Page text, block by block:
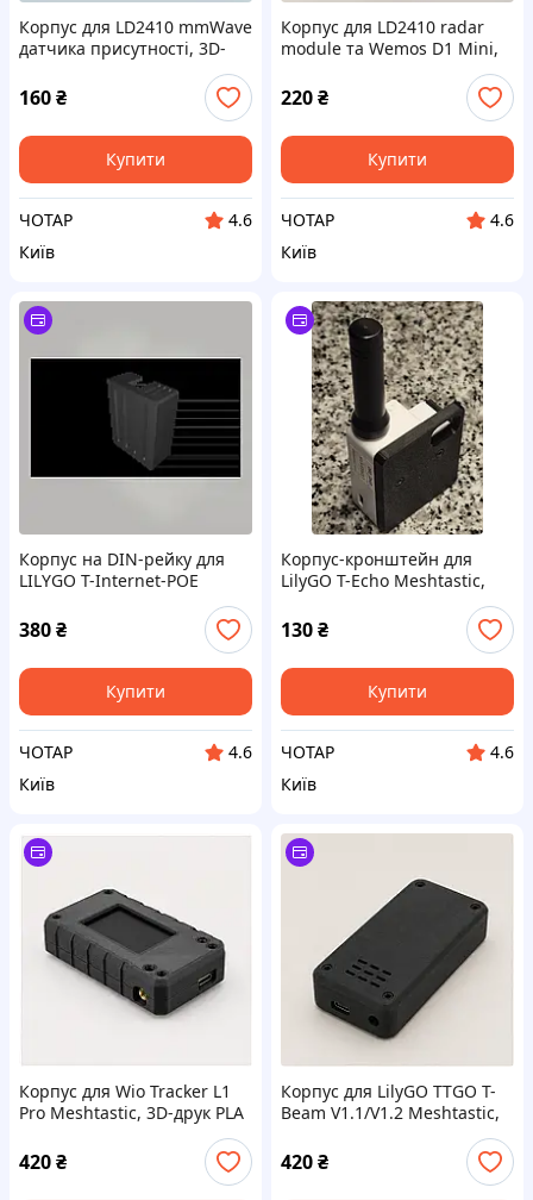
Корпус для LD2410 mmWave
датчика присутності, 3D-
160₴
Купити
ЧОТАР
4.6
Київ
Корпус для LD2410 radar
module та Wemos D1 Mini,
220₴
Купити
ЧОТАР
4.6
Київ
Корпус на DIN-рейку для
LILYGO T-Internet-POE
380₴
Купити
ЧОТАР
4.6
Київ
Корпус-кронштейн для
LilyGO T-Echo Meshtastic,
130₴
Купити
ЧОТАР
4.6
Київ
Корпус для Wio Tracker L1
Pro Meshtastic, 3D-друк PLA
420₴
Корпус для LilyGO TTGO T-
Beam V1.1/V1.2 Meshtastic,
420₴